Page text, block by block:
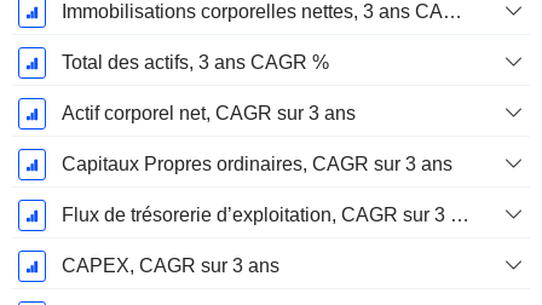
Immobilisations corporelles nettes, 3 ans CAGR %
Total des actifs, 3 ans CAGR %
Actif corporel net, CAGR sur 3 ans
Capitaux Propres ordinaires, CAGR sur 3 ans
Flux de trésorerie d’exploitation, CAGR sur 3 ans
CAPEX, CAGR sur 3 ans